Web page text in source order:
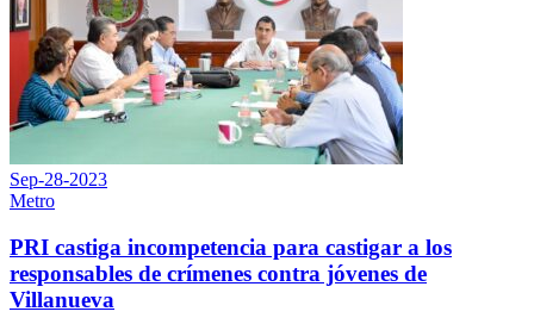
Sep-28-2023
Metro
PRI castiga incompetencia para castigar a los
responsables de crímenes contra jóvenes de
Villanueva